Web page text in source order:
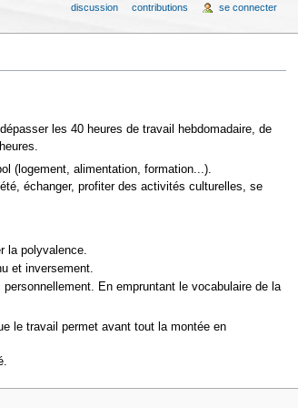
les 40 heures de travail hebdomadaire, de
(logement, alimentation, formation...).
échanger, profiter des activités culturelles, se
la polyvalence.
et inversement.
En empruntant le vocabulaire de la
le travail permet avant tout la montée en
discussion contributions se connecter